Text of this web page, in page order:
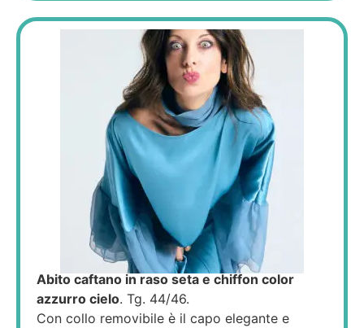
Abito caftano in raso seta e chiffon color
azzurro cielo. Tg. 44/46.
Con collo removibile è il capo elegante e